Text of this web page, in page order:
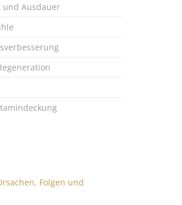
und Ausdauer
Folgen und